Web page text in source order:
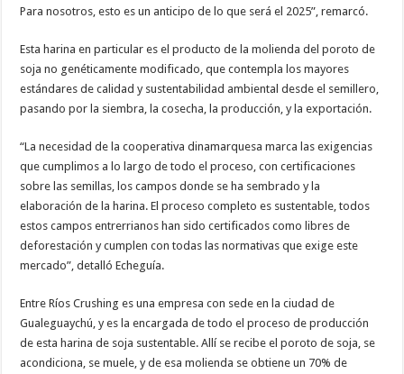
Para nosotros, esto es un anticipo de lo que será el 2025”, remarcó.
Esta harina en particular es el producto de la molienda del poroto de
soja no genéticamente modificado, que contempla los mayores
estándares de calidad y sustentabilidad ambiental desde el semillero,
pasando por la siembra, la cosecha, la producción, y la exportación.
“La necesidad de la cooperativa dinamarquesa marca las exigencias
que cumplimos a lo largo de todo el proceso, con certificaciones
sobre las semillas, los campos donde se ha sembrado y la
elaboración de la harina. El proceso completo es sustentable, todos
estos campos entrerrianos han sido certificados como libres de
deforestación y cumplen con todas las normativas que exige este
mercado”, detalló Echeguía.
Entre Ríos Crushing es una empresa con sede en la ciudad de
Gualeguaychú, y es la encargada de todo el proceso de producción
de esta harina de soja sustentable. Allí se recibe el poroto de soja, se
acondiciona, se muele, y de esa molienda se obtiene un 70% de